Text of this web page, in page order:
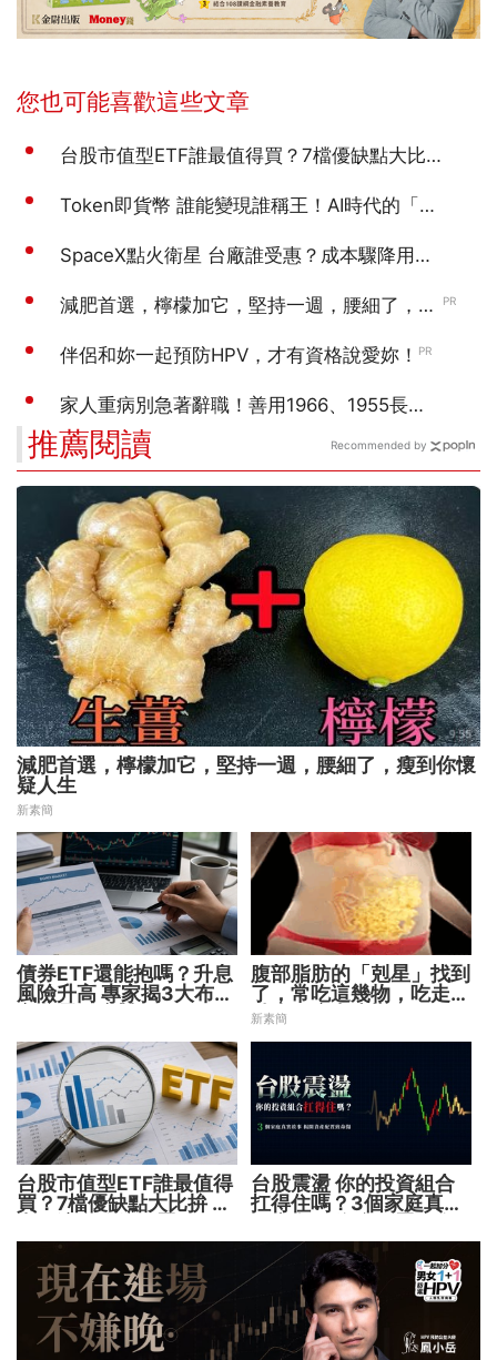
推薦閱讀
減肥首選，檸檬加它，堅持一週，腰細了，瘦到你懷
疑人生
新素簡
債券ETF還能抱嗎？升息
風險升高 專家揭3大布局
腹部脂肪的「剋星」找到
了，常吃這幾物，吃走大
肚囊，瘦出小蠻腰
新素簡
台股市值型ETF誰最值得
買？7檔優缺點大比拚 找
台股震盪 你的投資組合
扛得住嗎？3個家庭真實
傷
Recommended by